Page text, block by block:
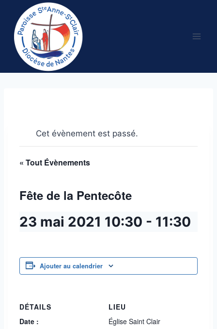
contenu
Cet évènement est passé.
« Tout Évènements
Fête de la Pentecôte
23 mai 2021 10:30 - 11:30
Ajouter au calendrier
DÉTAILS
Date :
LIEU
Église Saint Clair